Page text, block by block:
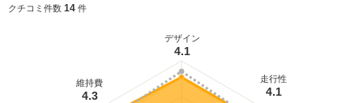
クチコミ件数 14 件
デザイン
4.1
走行性
4.1
維持費
4.3